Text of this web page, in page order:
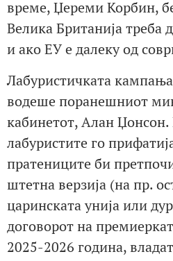
време, Џереми Корбин,
Велика Британија треба
и ако ЕУ е далеку од
Лабуристичката
водеше поранешниот
кабинетот, Алан
лабуристите го
пратениците би
штетна верзија (на пр.
царинската унија или
договорот на
2025-2026 година,